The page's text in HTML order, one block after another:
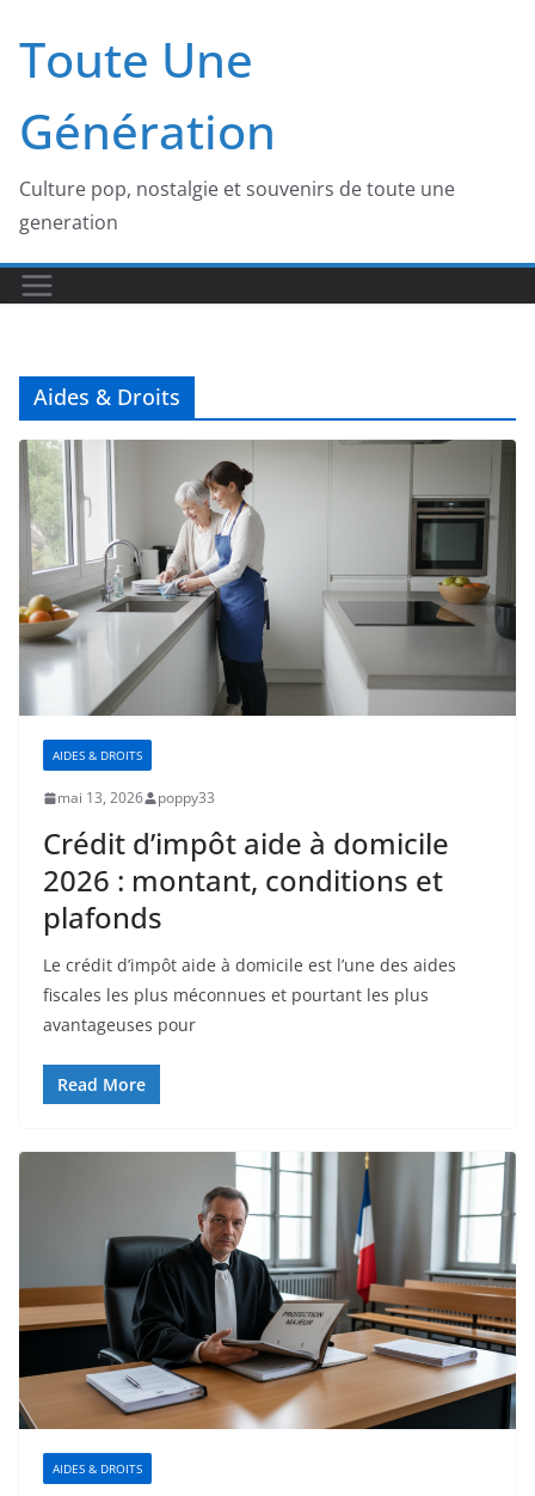
au
contenu
Toute Une
Génération
Culture pop, nostalgie et souvenirs de toute une
generation
Aides & Droits
AIDES & DROITS
mai 13, 2026 poppy33
Crédit d’impôt aide à domicile
2026 : montant, conditions et
plafonds
Le crédit d’impôt aide à domicile est l’une des aides
fiscales les plus méconnues et pourtant les plus
avantageuses pour
Read More
AIDES & DROITS